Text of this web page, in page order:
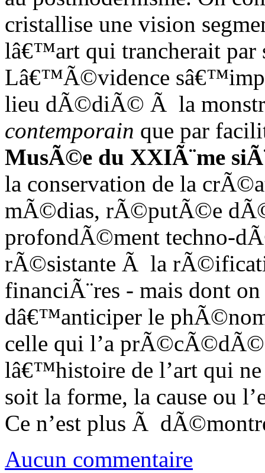
cristallise une vision
lâ€™art qui trancherait par
Lâ€™Ã©vidence
lieu dÃ©diÃ© Ã la
contemporain que par
MusÃ©e du XXIÃ¨me
la conservation de la
mÃ©dias, rÃ©putÃ©e
profondÃ©ment techno-
rÃ©sistante Ã la
financiÃ¨res - mais dont
dâ€™anticiper le
celle qui l’a
lâ€™histoire de l’art qui ne
soit la forme, la cause ou
Ce n’est plus Ã
Aucun commentaire